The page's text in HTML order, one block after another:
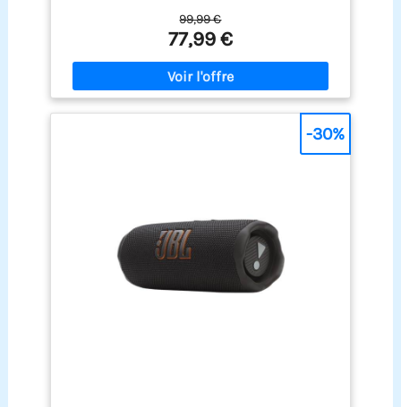
Puissance et précision intelligente : Malgré sa
taille compacte, la JBL Grip offre des basses
percutantes et des aigus clairs, optimisés en
temps réel par l’AI Sound Boost pour un son plus
ample et moins de distorsion Mettez l'ambiance :
Jouez avec la lumière située à l’arrière de
l’enceinte et choisissez parmi plusieurs couleurs,
anti-choc résistant à une chute d’un mètre sur
béton Partagez vos sons partout : Connectez deux
enceintes JBL Grip avec Auracast pour un son
stéréo plus large, ou associez plusieurs enceintes
compatibles pour diffuser vos playlists où que
99,99 €
77,99 €
-30%